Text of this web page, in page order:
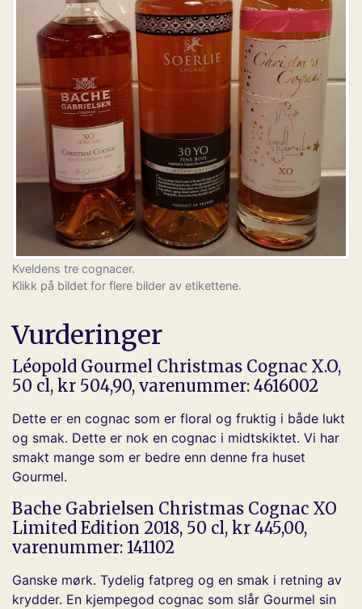
Kveldens tre cognacer.
Klikk på bildet for flere bilder av etikettene.
Vurderinger
Léopold Gourmel Christmas Cognac X.O,
50 cl, kr 504,90, varenummer: 4616002
Dette er en cognac som er floral og fruktig i både lukt
og smak. Dette er nok en cognac i midtskiktet. Vi har
smakt mange som er bedre enn denne fra huset
Gourmel.
Bache Gabrielsen Christmas Cognac XO
Limited Edition 2018, 50 cl, kr 445,00,
varenummer: 141102
Ganske mørk. Tydelig fatpreg og en smak i retning av
krydder. En kjempegod cognac som slår Gourmel sin